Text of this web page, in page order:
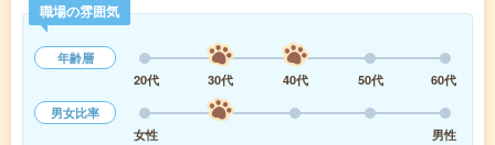
職場の雰囲気
年齢層
20代
30代 40代 50代
60代
男女比率
女性
男性